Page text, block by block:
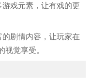
戏元素，让有戏的更
剧情内容，让玩家在
觉享受。